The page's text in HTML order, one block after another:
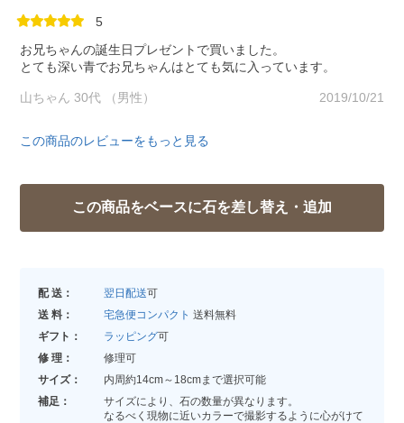
5
お兄ちゃんの誕生日プレゼントで買いました。
とても深い青でお兄ちゃんはとても気に入っています。
山ちゃん 30代 （男性） 2019/10/21
この商品のレビューをもっと見る
配 送： 翌日配送可
送 料：
宅急便コンパクト 送料無料
ギフト：
ラッピング可
修 理：
修理可
サイズ：
内周約14cm～18cmまで選択可能
補足：
サイズにより、石の数量が異なります。
なるべく現物に近いカラーで撮影するように心がけて